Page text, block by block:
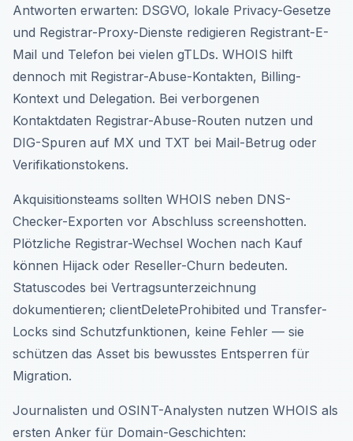
Antworten erwarten: DSGVO, lokale Privacy-Gesetze
und Registrar-Proxy-Dienste redigieren Registrant-E-
Mail und Telefon bei vielen gTLDs. WHOIS hilft
dennoch mit Registrar-Abuse-Kontakten, Billing-
Kontext und Delegation. Bei verborgenen
Kontaktdaten Registrar-Abuse-Routen nutzen und
DIG-Spuren auf MX und TXT bei Mail-Betrug oder
Verifikationstokens.
Akquisitionsteams sollten WHOIS neben DNS-
Checker-Exporten vor Abschluss screenshotten.
Plötzliche Registrar-Wechsel Wochen nach Kauf
können Hijack oder Reseller-Churn bedeuten.
Statuscodes bei Vertragsunterzeichnung
dokumentieren; clientDeleteProhibited und Transfer-
Locks sind Schutzfunktionen, keine Fehler — sie
schützen das Asset bis bewusstes Entsperren für
Migration.
Journalisten und OSINT-Analysten nutzen WHOIS als
ersten Anker für Domain-Geschichten: